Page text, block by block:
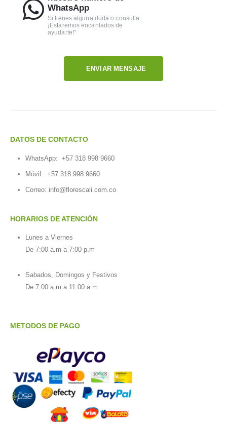
WhatsApp
Si tienes alguna duda o consulta.
¡Estaremos encantados de
ayudarte!"
ENVIAR MENSAJE
DATOS DE CONTACTO
WhatsApp: +57 318 998 9660
Móvil: +57 318 998 9660
Correo: info@florescali.com.co
HORARIOS DE ATENCIÓN
Lunes a Viernes
De 7:00 a.m a 7:00 p.m
Sabados, Domingos y Festivos
De 7:00 a.m a 11:00 a.m
METODOS DE PAGO